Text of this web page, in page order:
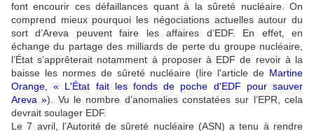
font encourir ces défaillances quant à la sûreté nucléaire. On
comprend mieux pourquoi les négociations actuelles autour du
sort d’Areva peuvent faire les affaires d’EDF. En effet, en
échange du partage des milliards de perte du groupe nucléaire,
l’État s’apprêterait notamment à proposer à EDF de revoir à la
baisse les normes de sûreté nucléaire (lire l'article de Martine
Orange, « L'État fait les fonds de poche d'EDF pour sauver
Areva »). Vu le nombre d’anomalies constatées sur l’EPR, cela
devrait soulager EDF.
Le 7 avril, l’Autorité de sûreté nucléaire (ASN) a tenu à rendre